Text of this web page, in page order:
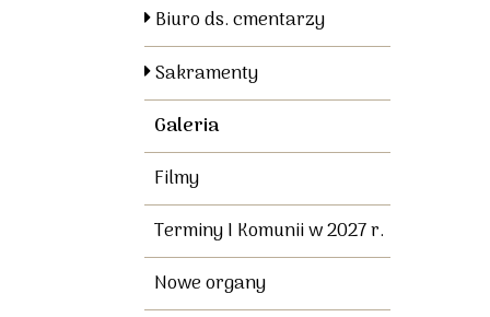
Biuro ds. cmentarzy
Sakramenty
Galeria
Filmy
Terminy I Komunii w 2027 r.
Nowe organy